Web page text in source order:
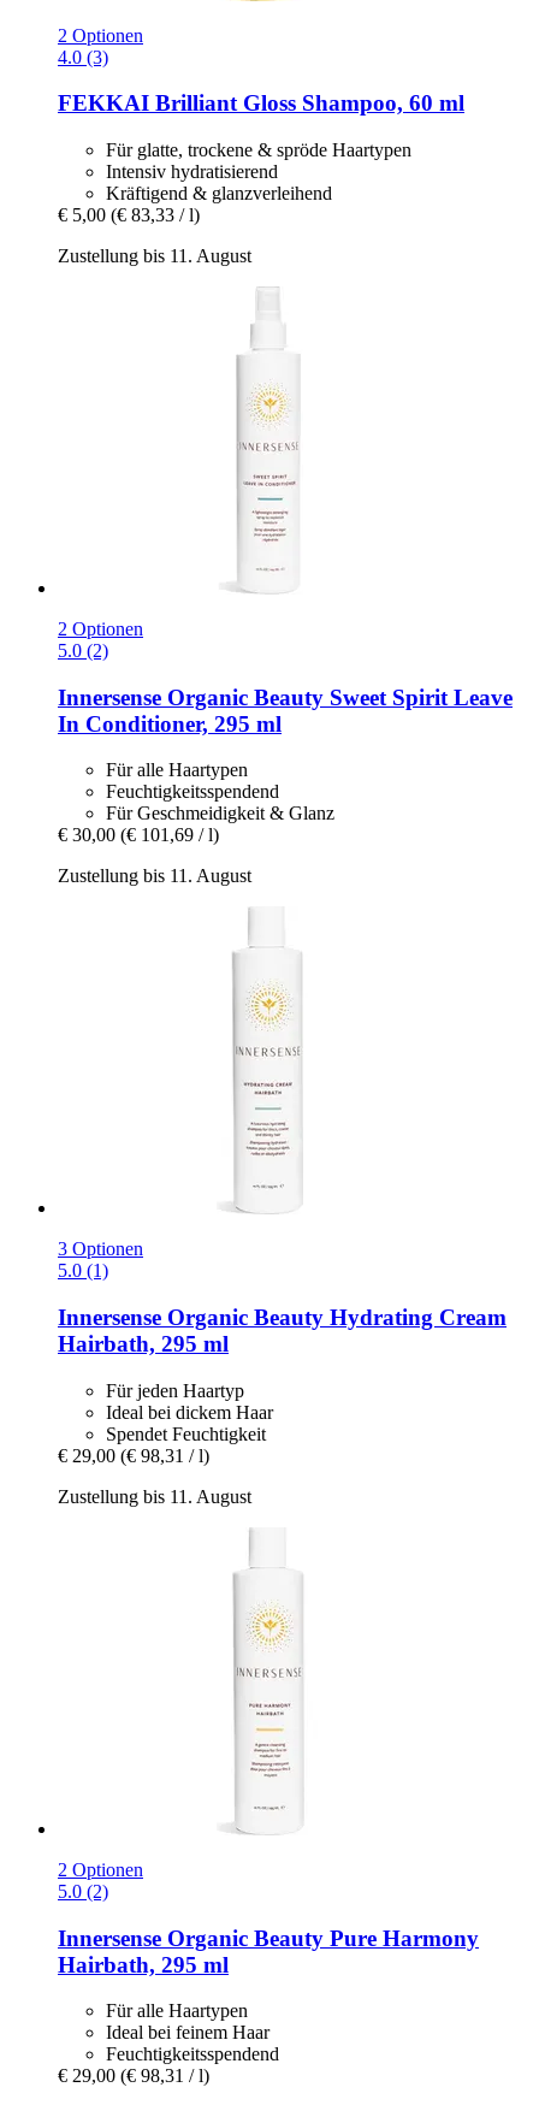
2 Optionen
4.0 (3)
FEKKAI Brilliant Gloss Shampoo, 60 ml
Für glatte, trockene & spröde Haartypen
Intensiv hydratisierend
Kräftigend & glanzverleihend
€ 5,00 (€ 83,33 / l)
Zustellung bis 11. August
2 Optionen
5.0 (2)
Innersense Organic Beauty Sweet Spirit Leave
In Conditioner, 295 ml
Für alle Haartypen
Feuchtigkeitsspendend
Für Geschmeidigkeit & Glanz
€ 30,00 (€ 101,69 / l)
Zustellung bis 11. August
3 Optionen
5.0 (1)
Innersense Organic Beauty Hydrating Cream
Hairbath, 295 ml
Für jeden Haartyp
Ideal bei dickem Haar
Spendet Feuchtigkeit
€ 29,00 (€ 98,31 / l)
Zustellung bis 11. August
2 Optionen
5.0 (2)
Innersense Organic Beauty Pure Harmony
Hairbath, 295 ml
Für alle Haartypen
Ideal bei feinem Haar
Feuchtigkeitsspendend
€ 29,00 (€ 98,31 / l)